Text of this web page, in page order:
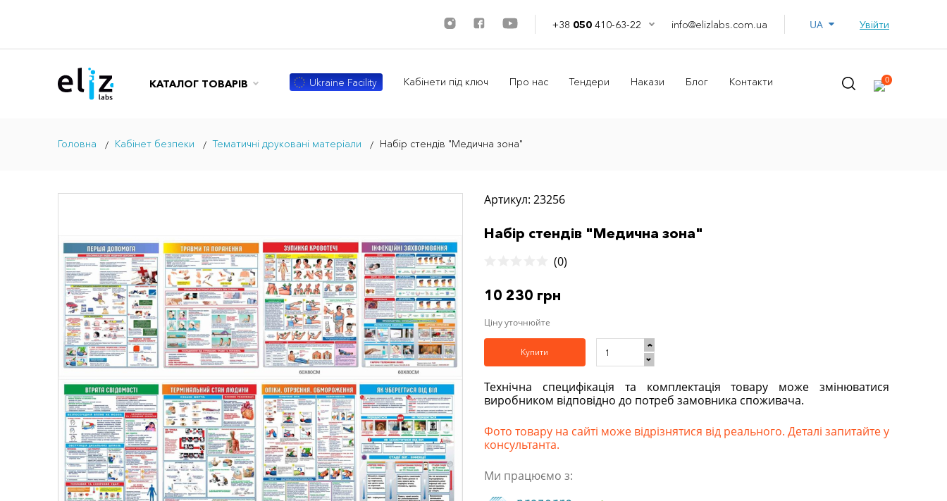
+38 050 410-63-22 info@elizlabs.com.ua Увійти
КАТАЛОГ ТОВАРІВ Ukraine Facility Кабінети під ключ Про нас Тендери Накази Блог Контакти 0
Головна Кабінет безпеки Тематичні друковані матеріали Набір стендів "Медична зона"
Артикул: 23256
Набір стендів "Медична зона"
(0)
10 230 грн
Ціну уточнюйте
Купити
Технічна специфікація та комплектація товару може змінюватися
виробником відповідно до потреб замовника споживача.
Фото товару на сайті може відрізнятися від реального. Деталі запитайте у
консультанта.
Ми працюємо з: